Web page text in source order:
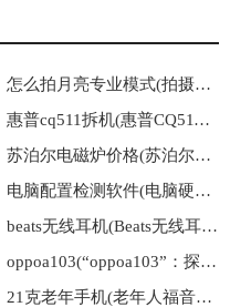
怎么拍月亮专业模式(拍摄月亮的专业模式教程，快速上手！)
惠普cq511拆机(惠普CQ511笔记本拆机详解)
苏泊尔电磁炉价格(苏泊尔电磁炉价格大全及推荐)
电脑配置检测软件(电脑硬件配置检测工具推荐)
beats无线耳机(Beats无线耳机：时尚音质双重保障)
oppoa103(“oppoa103”：探寻OPPOA系列的最新力作！)
21克老年手机(老年人福音，轻松掌握科技|21克老年手机)